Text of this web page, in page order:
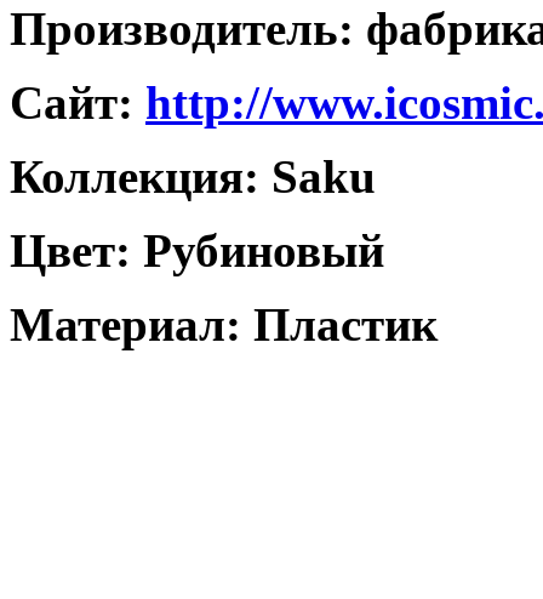
Производитель:
Caйт: http://
Коллекция: Saku
Цвет: Рубиновый
Материал: Пластик